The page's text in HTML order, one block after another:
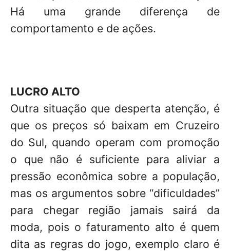
Há uma grande diferença de
comportamento e de ações.
LUCRO ALTO
Outra situação que desperta atenção, é
que os preços só baixam em Cruzeiro
do Sul, quando operam com promoção
o que não é suficiente para aliviar a
pressão econômica sobre a população,
mas os argumentos sobre “dificuldades”
para chegar região jamais sairá da
moda, pois o faturamento alto é quem
dita as regras do jogo, exemplo claro é